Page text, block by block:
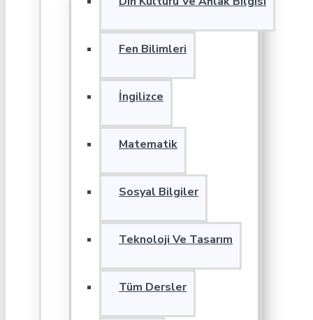
Fen Bilimleri
İngilizce
Matematik
Sosyal Bilgiler
Teknoloji Ve Tasarım
Tüm Dersler